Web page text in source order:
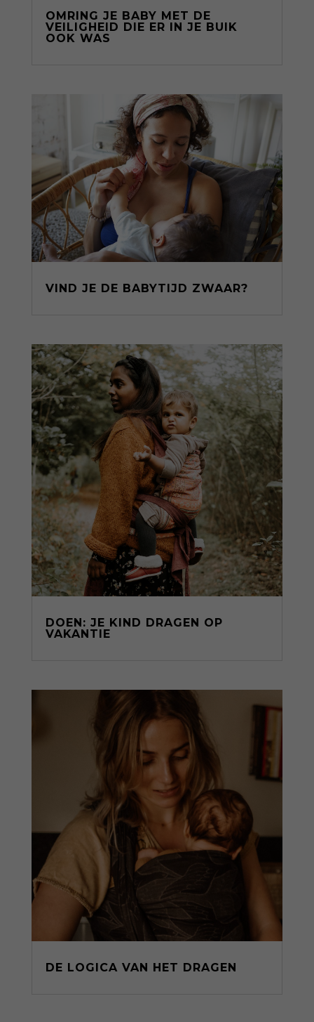
OMRING JE BABY MET DE
VEILIGHEID DIE ER IN JE BUIK
OOK WAS
VIND JE DE BABYTIJD ZWAAR?
DOEN: JE KIND DRAGEN OP
VAKANTIE
DE LOGICA VAN HET DRAGEN